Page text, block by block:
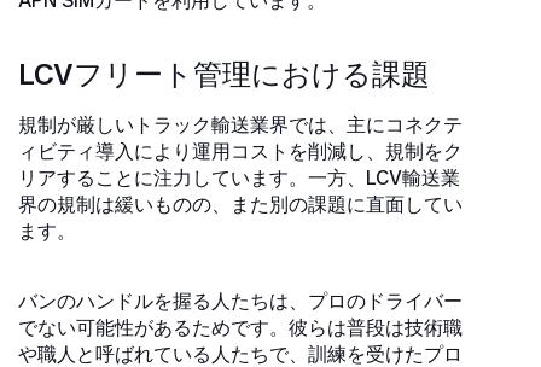
LCVフリート管理における課題
規制が厳しいトラック輸送業界では、主にコネクテ
ィビティ導入により運用コストを削減し、規制をク
リアすることに注力しています。一方、LCV輸送業
界の規制は緩いものの、また別の課題に直面してい
ます。
バンのハンドルを握る人たちは、プロのドライバー
でない可能性があるためです。彼らは普段は技術職
や職人と呼ばれている人たちで、訓練を受けたプロ